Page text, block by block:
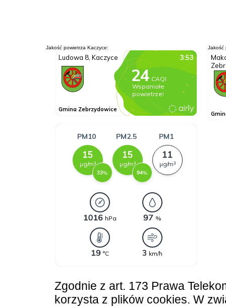
Jakość powietrza Kaczyce: Jakość
Zgodnie z art. 173 Prawa
korzysta z plików cookies. W